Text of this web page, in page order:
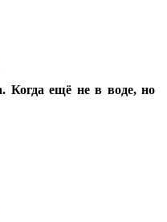
Когда ещё не в воде, но